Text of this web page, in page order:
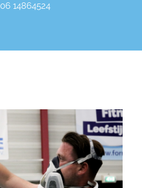
06 14864524